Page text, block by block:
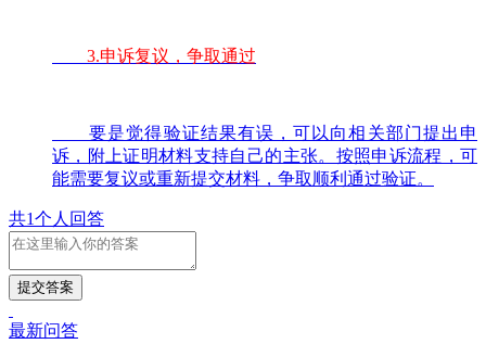
3.申诉复议，争取通过
要是觉得验证结果有误，可以向相关部门提出申
诉，附上证明材料支持自己的主张。按照申诉流程，可
能需要复议或重新提交材料，争取顺利通过验证。
共1个人回答
提交答案
最新问答